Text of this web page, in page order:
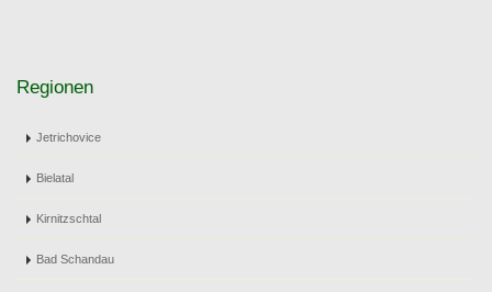
Regionen
Jetrichovice
Bielatal
Kirnitzschtal
Bad Schandau